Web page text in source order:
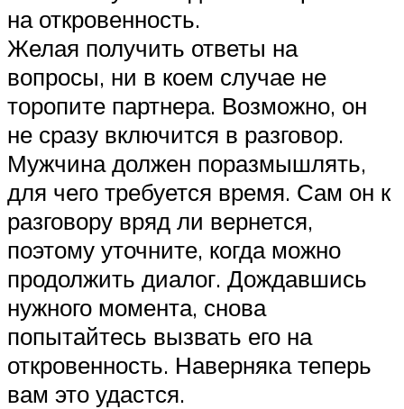
на откровенность.
Желая получить ответы на
вопросы, ни в коем случае не
торопите партнера. Возможно, он
не сразу включится в разговор.
Мужчина должен поразмышлять,
для чего требуется время. Сам он к
разговору вряд ли вернется,
поэтому уточните, когда можно
продолжить диалог. Дождавшись
нужного момента, снова
попытайтесь вызвать его на
откровенность. Наверняка теперь
вам это удастся.